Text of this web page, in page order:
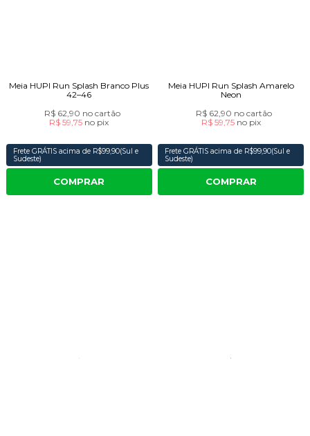
Meia HUPI Run Splash Branco Plus
42–46
R$ 62,90 no cartão
R$ 59,75 no pix
Frete GRÁTIS acima de R$99,90(Sul e
Sudeste)
COMPRAR
Meia HUPI Run Splash Amarelo
Neon
R$ 62,90 no cartão
R$ 59,75 no pix
Frete GRÁTIS acima de R$99,90(Sul e
Sudeste)
COMPRAR